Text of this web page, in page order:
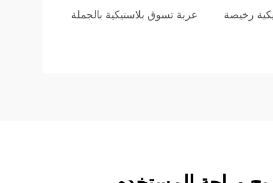
رخيصة عربة تسوق بلاستيكية بالجملة